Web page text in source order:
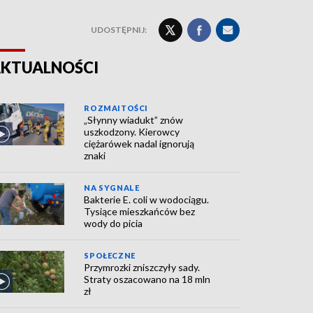
UDOSTĘPNIJ:
ROZMAITOŚCI
„Słynny wiadukt” znów
uszkodzony. Kierowcy
ciężarówek nadal ignorują
znaki
NA SYGNALE
Bakterie E. coli w wodociągu.
Tysiące mieszkańców bez
wody do picia
SPOŁECZNE
Przymrozki zniszczyły sady.
Straty oszacowano na 18 mln
zł